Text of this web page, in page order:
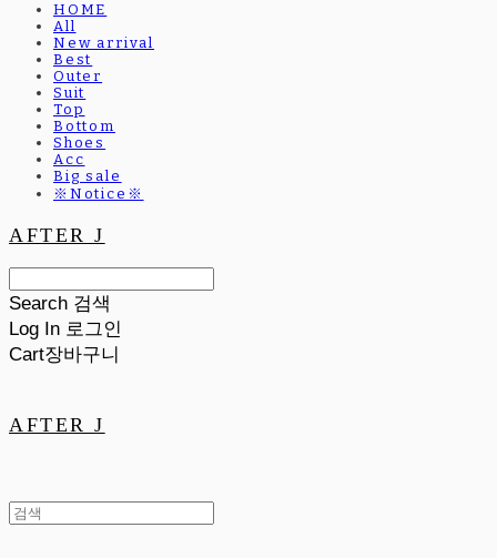
HOME
All
New arrival
Best
Outer
Suit
Top
Bottom
Shoes
Acc
Big sale
※Notice※
AFTER J
Search 검색
Log In 로그인
Cart장바구니
AFTER J